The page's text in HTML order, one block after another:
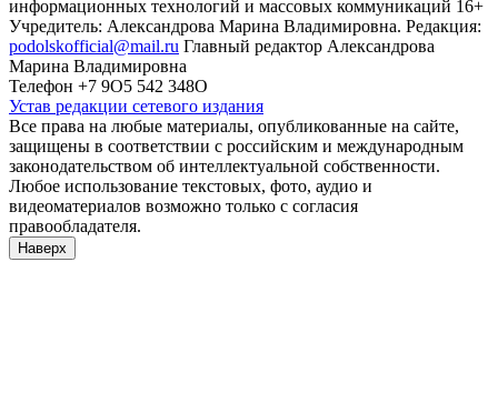
информационных технологий и массовых коммуникаций 16+
Учредитель: Александрова Марина Владимировна. Редакция:
podolskofficial@mail.ru Главный редактор Александрова
Марина Владимировна
Телефон +7 9О5 542 348О
Устав редакции сетевого издания
Все права на любые материалы, опубликованные на сайте,
защищены в соответствии с российским и международным
законодательством об интеллектуальной собственности.
Любое использование текстовых, фото, аудио и
видеоматериалов возможно только с согласия
правообладателя.
Наверх